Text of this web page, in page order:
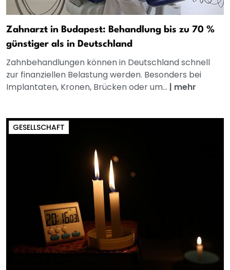
Zahnarzt in Budapest: Behandlung bis zu 70 %
günstiger als in Deutschland
Zahnbehandlungen können in Deutschland schnell
zur finanziellen Belastung werden. Besonders bei
Implantaten, Kronen, Brücken oder um... | mehr
GESELLSCHAFT